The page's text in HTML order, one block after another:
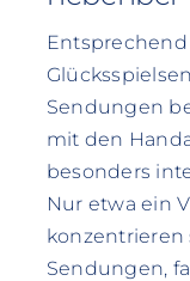
Sendungen
mit den
besonders
Nur etwa ein
konzentrieren
Sendungen,